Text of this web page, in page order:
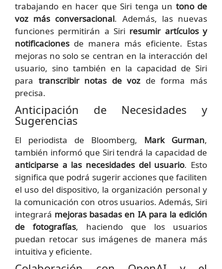
trabajando en hacer que Siri tenga un tono de
voz más conversacional. Además, las nuevas
funciones permitirán a Siri resumir artículos y
notificaciones de manera más eficiente. Estas
mejoras no solo se centran en la interacción del
usuario, sino también en la capacidad de Siri
para transcribir notas de voz de forma más
precisa.
Anticipación de Necesidades y
Sugerencias
El periodista de Bloomberg, Mark Gurman,
también informó que Siri tendrá la capacidad de
anticiparse a las necesidades del usuario. Esto
significa que podrá sugerir acciones que faciliten
el uso del dispositivo, la organización personal y
la comunicación con otros usuarios. Además, Siri
integrará mejoras basadas en IA para la edición
de fotografías, haciendo que los usuarios
puedan retocar sus imágenes de manera más
intuitiva y eficiente.